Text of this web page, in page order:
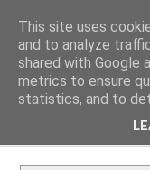
Blog personal de
This site uses
and to analyze
shared with Google
metrics to ensure
statistics, and to